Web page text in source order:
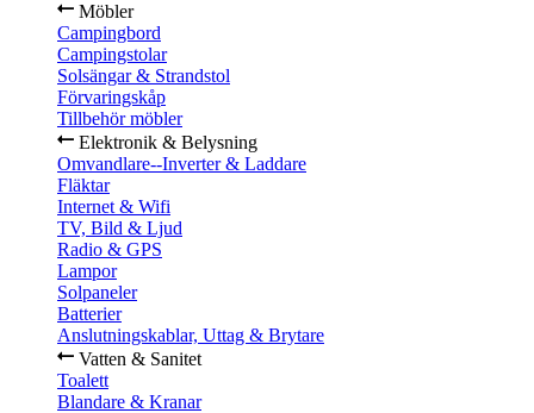
Möbler
Campingbord
Campingstolar
Solsängar & Strandstol
Förvaringskåp
Tillbehör möbler
Elektronik & Belysning
Omvandlare--Inverter & Laddare
Fläktar
Internet & Wifi
TV, Bild & Ljud
Radio & GPS
Lampor
Solpaneler
Batterier
Anslutningskablar, Uttag & Brytare
Vatten & Sanitet
Toalett
Blandare & Kranar